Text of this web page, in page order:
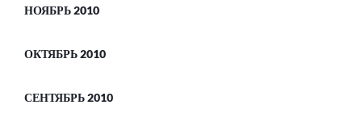
НОЯБРЬ 2010
ОКТЯБРЬ 2010
СЕНТЯБРЬ 2010